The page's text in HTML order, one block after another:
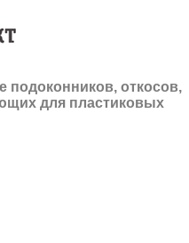
подоконников, откосов,
для пластиковых